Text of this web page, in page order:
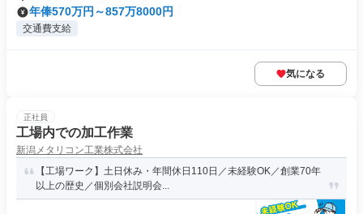
年俸570万円～857万8000円
交通費支給
気になる
正社員
工場内での加工作業
新潟メタリコン工業株式会社
【工場ワーク】土日休み・年間休日110日／未経験OK／創業70年
以上の歴史／個別会社説明会...